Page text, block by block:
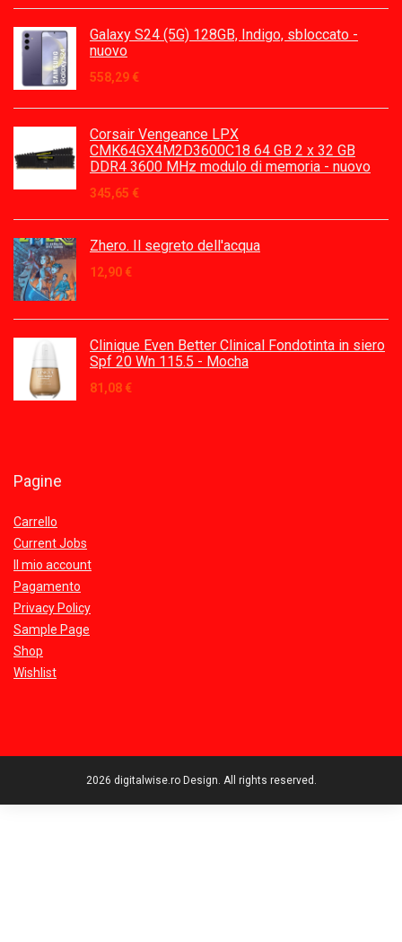
Galaxy S24 (5G) 128GB, Indigo, sbloccato -
nuovo
558,29 €
Corsair Vengeance LPX
CMK64GX4M2D3600C18 64 GB 2 x 32 GB
DDR4 3600 MHz modulo di memoria - nuovo
345,65 €
Zhero. Il segreto dell'acqua
12,90 €
Clinique Even Better Clinical Fondotinta in siero
Spf 20 Wn 115.5 - Mocha
81,08 €
Pagine
Carrello
Current Jobs
Il mio account
Pagamento
Privacy Policy
Sample Page
Shop
Wishlist
2026 digitalwise.ro Design. All rights reserved.